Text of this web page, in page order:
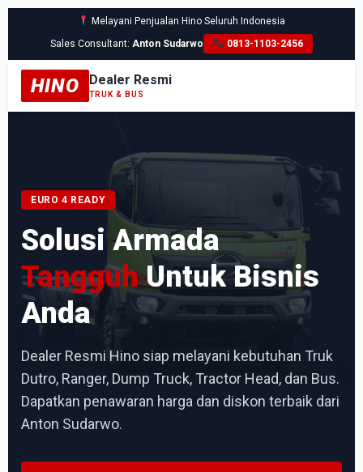
Melayani Penjualan Hino Seluruh Indonesia
Sales Consultant:Anton Sudarwo 0813-1103-2456
HINO Dealer Resmi
TRUK & BUS
EURO 4 READY
Solusi Armada
TangguhUntuk Bisnis
Anda
Dealer Resmi Hino siap melayani kebutuhan Truk
Dutro, Ranger, Dump Truck, Tractor Head, dan Bus.
Dapatkan penawaran harga dan diskon terbaik dari
Anton Sudarwo.